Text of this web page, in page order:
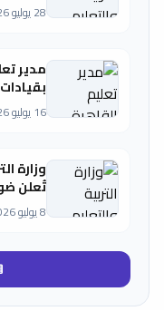
القديم)
28 يوليو 2026
مدير
التميز
16 يوليو 2026
وزارة
تُعلن
8 يوليو 2026